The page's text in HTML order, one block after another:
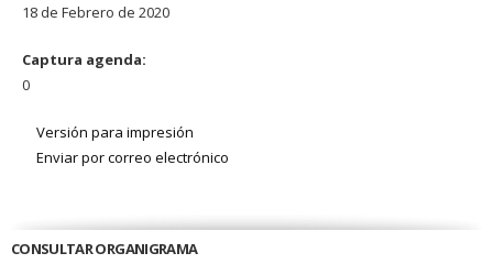
18 de Febrero de 2020
Captura agenda:
0
Versión para impresión
Enviar por correo electrónico
CONSULTAR ORGANIGRAMA